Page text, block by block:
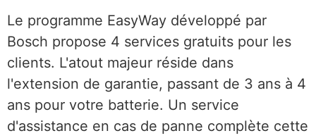
Le programme EasyWay développé par
Bosch propose 4 services gratuits pour les
clients. L'atout majeur réside dans
l'extension de garantie, passant de 3 ans à 4
ans pour votre batterie. Un service
d'assistance en cas de panne complète cette